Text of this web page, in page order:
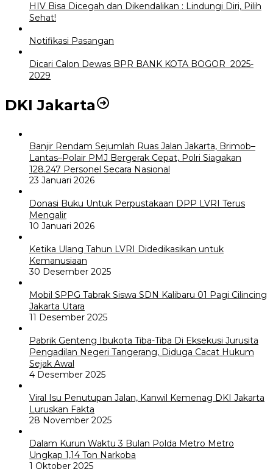
HIV Bisa Dicegah dan Dikendalikan : Lindungi Diri, Pilih
Sehat!
Notifikasi Pasangan
Dicari Calon Dewas BPR BANK KOTA BOGOR 2025-
2029
DKI Jakarta
Banjir Rendam Sejumlah Ruas Jalan Jakarta, Brimob–
Lantas–Polair PMJ Bergerak Cepat, Polri Siagakan
128.247 Personel Secara Nasional
23 Januari 2026
Donasi Buku Untuk Perpustakaan DPP LVRI Terus
Mengalir
10 Januari 2026
Ketika Ulang Tahun LVRI Didedikasikan untuk
Kemanusiaan
30 Desember 2025
Mobil SPPG Tabrak Siswa SDN Kalibaru 01 Pagi Cilincing
Jakarta Utara
11 Desember 2025
Pabrik Genteng Ibukota Tiba-Tiba Di Eksekusi Jurusita
Pengadilan Negeri Tangerang, Diduga Cacat Hukum
Sejak Awal
4 Desember 2025
Viral Isu Penutupan Jalan, Kanwil Kemenag DKI Jakarta
Luruskan Fakta
28 November 2025
Dalam Kurun Waktu 3 Bulan Polda Metro Metro
Ungkap 1,14 Ton Narkoba
1 Oktober 2025